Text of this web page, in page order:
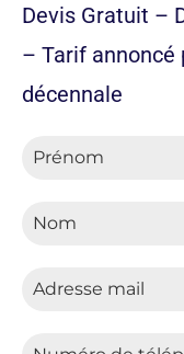
Devis Gratuit –
– Tarif annoncé
décennale